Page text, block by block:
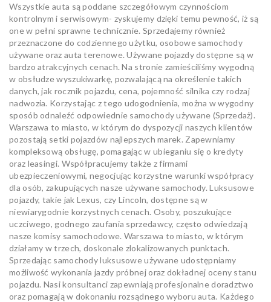
Wszystkie auta są poddane szczegółowym czynnościom
kontrolnym i serwisowym- zyskujemy dzięki temu pewność, iż są
one w pełni sprawne technicznie. Sprzedajemy również
przeznaczone do codziennego użytku, osobowe samochody
używane oraz auta terenowe. Używane pojazdy dostępne są w
bardzo atrakcyjnych cenach. Na stronie zamieściliśmy wygodną
w obsłudze wyszukiwarkę, pozwalającą na określenie takich
danych, jak rocznik pojazdu, cena, pojemność silnika czy rodzaj
nadwozia. Korzystając z tego udogodnienia, można w wygodny
sposób odnaleźć odpowiednie samochody używane (Sprzedaż).
Warszawa to miasto, w którym do dyspozycji naszych klientów
pozostają setki pojazdów najlepszych marek. Zapewniamy
kompleksową obsługę, pomagając w ubieganiu się o kredyty
oraz leasingi. Współpracujemy także z firmami
ubezpieczeniowymi, negocjując korzystne warunki współpracy
dla osób, zakupujących nasze używane samochody. Luksusowe
pojazdy, takie jak Lexus, czy Lincoln, dostępne są w
niewiarygodnie korzystnych cenach. Osoby, poszukujące
uczciwego, godnego zaufania sprzedawcy, często odwiedzają
nasze komisy samochodowe. Warszawa to miasto, w którym
działamy w trzech, doskonale zlokalizowanych punktach.
Sprzedając samochody luksusowe używane udostępniamy
możliwość wykonania jazdy próbnej oraz dokładnej oceny stanu
pojazdu. Nasi konsultanci zapewniają profesjonalne doradztwo
oraz pomagają w dokonaniu rozsądnego wyboru auta. Każdego